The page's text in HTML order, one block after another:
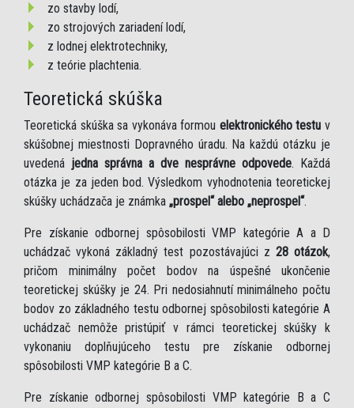
zo stavby lodí,
zo strojových zariadení lodí,
z lodnej elektrotechniky,
z teórie plachtenia.
Teoretická skúška
Teoretická skúška sa vykonáva formou elektronického testu v
skúšobnej miestnosti Dopravného úradu. Na každú otázku je
uvedená jedna správna a dve nesprávne odpovede. Každá
otázka je za jeden bod. Výsledkom vyhodnotenia teoretickej
skúšky uchádzača je známka „prospel“ alebo „neprospel“.
Pre získanie odbornej spôsobilosti VMP kategórie A a D
uchádzač vykoná základný test pozostávajúci z 28 otázok,
pričom minimálny počet bodov na úspešné ukončenie
teoretickej skúšky je 24. Pri nedosiahnutí minimálneho počtu
bodov zo základného testu odbornej spôsobilosti kategórie A
uchádzač nemôže pristúpiť v rámci teoretickej skúšky k
vykonaniu doplňujúceho testu pre získanie odbornej
spôsobilosti VMP kategórie B a C.
Pre získanie odbornej spôsobilosti VMP kategórie B a C